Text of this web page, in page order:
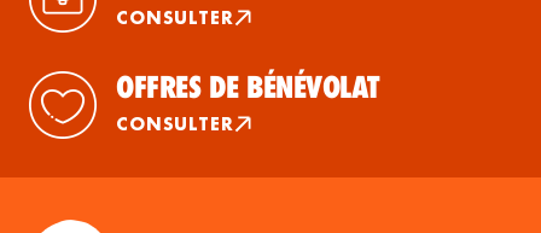
CONSULTER
OFFRES DE BÉNÉVOLAT
CONSULTER